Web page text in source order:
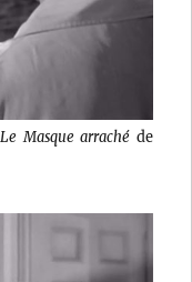
Le Masque arraché de